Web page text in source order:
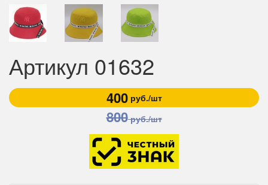
Артикул 01632
400руб./шт
800руб./шт